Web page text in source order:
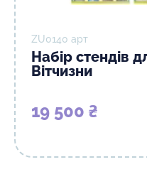
ZU0140 арт
Набір стендів
Вітчизни
19 500 ₴